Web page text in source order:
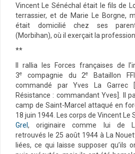
Vincent Le Sénéchal était le fils de
terrassier, et de Marie Le Borgne,
était domicilié chez ses
(Morbihan), où il exerçait la
**
Il rallia les Forces françaises de
3e compagnie du 2e
Bataillon
commandé par Yves La Garrec
Résistance : commandant Yves]. Il
camp de Saint-Marcel attaqué en
18 juin 1944. Les corps de Vincent Le
Grel , originaire comme lui de
retrouvés le 25 août 1944 à La
liées, ce qui laisse supposer qu’ils